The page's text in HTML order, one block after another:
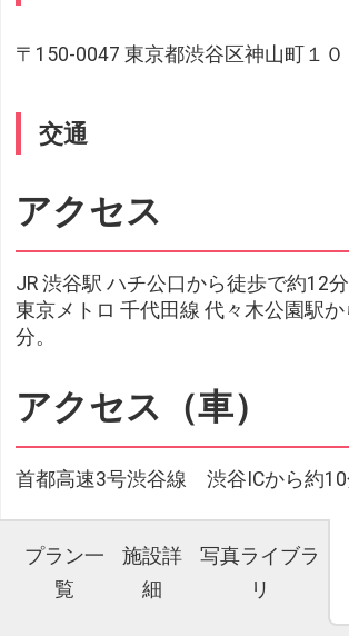
〒150-0047 東京都渋谷区神山町１０
交通
アクセス
JR 渋谷駅 ハチ公口から徒歩で約12分
東京メトロ 千代田線 代々木公園駅
分。
アクセス（車）
首都高速3号渋谷線 渋谷ICから約10
プラン一
覧
施設詳
細
写真ライブラ
リ